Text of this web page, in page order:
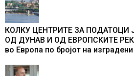
КОЛКУ ЦЕНТРИТЕ ЗА ПОДАТОЦИ
ОД ДУНАВ И ОД ЕВРОПСКИТЕ
во Европа по бројот на